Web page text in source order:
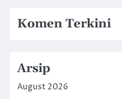
Komen Terkini
Arsip
August 2026